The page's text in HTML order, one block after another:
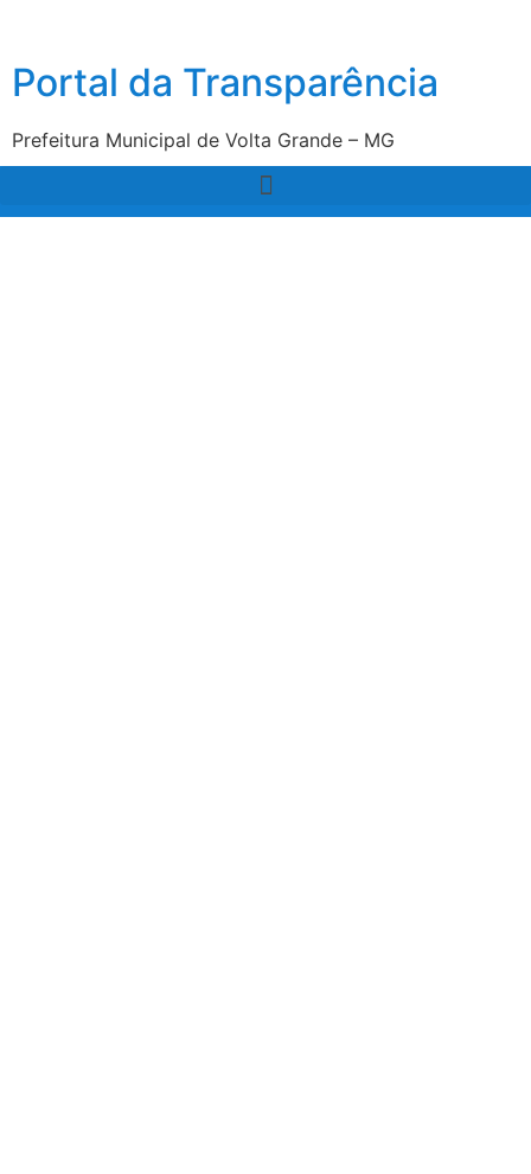
Portal da Transparência
Prefeitura Municipal de Volta Grande – MG